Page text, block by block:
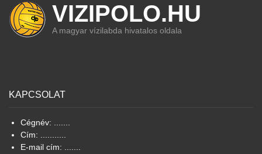
VIZIPOLO.HU
A magyar vízilabda hivatalos oldala
KAPCSOLAT
Cégnév: .......
Cím: ...........
E-mail cím: .......